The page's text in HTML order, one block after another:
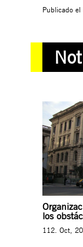
Publicado el
los
112. Oct,